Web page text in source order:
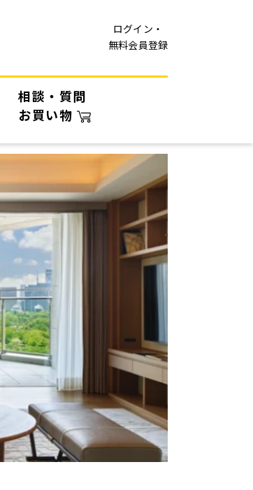
ログイン・
無料会員登録
相談・質問
お買い物